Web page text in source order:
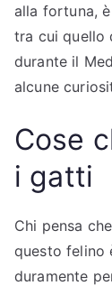
alla fortuna,
tra cui quello
durante il
alcune
Cose
i gatti
Chi pensa
questo felino
duramente